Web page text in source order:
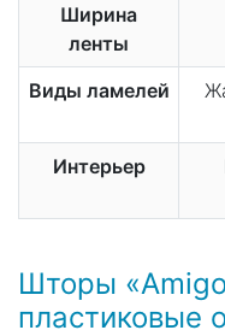
Ширина
ленты
Виды ламелей
Интерьер
Шторы
пластиковые